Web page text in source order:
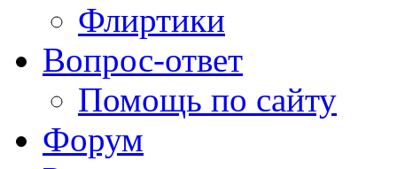
Флиртики
Вопрос-ответ
Помощь по сайту
Форум